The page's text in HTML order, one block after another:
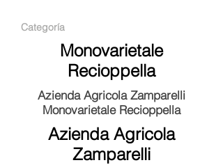
Categoría
Monovarietale
Recioppella
Azienda Agricola Zamparelli
Monovarietale Recioppella
Azienda Agricola
Zamparelli